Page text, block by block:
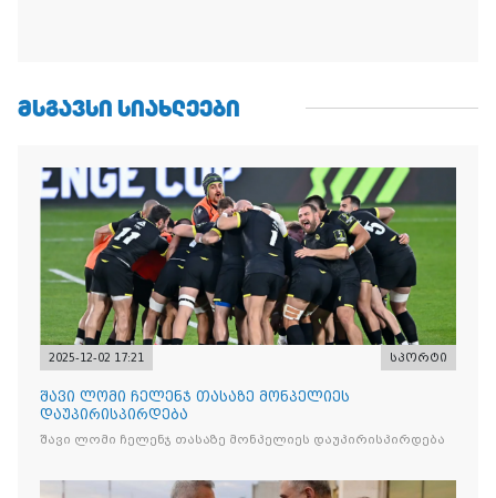
ᲛᲡᲒᲐᲕᲡᲘ ᲡᲘᲐᲮᲚᲔᲔᲑᲘ
2025-12-02 17:21 სპორტი
შავი ლომი ჩელენჯ თასაზე მონპელიეს
დაუპირისპირდება
შავი ლომი ჩელენჯ თასაზე მონპელიეს დაუპირისპირდება